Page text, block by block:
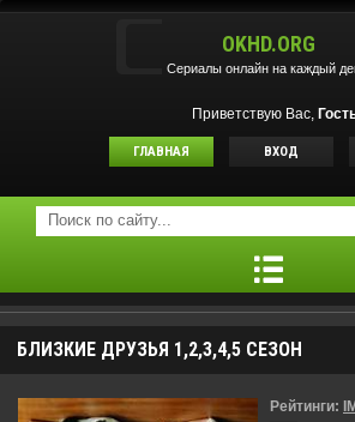
OKHD.ORG
Сериалы онлайн на каждый
Приветствую Вас,
ГЛАВНАЯ ВХОД
БЛИЗКИЕ ДРУЗЬЯ 1,2,3,4,5 СЕЗОН
Рейтинги: